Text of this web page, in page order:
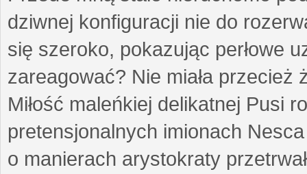
dziwnej konfiguracji nie do
się szeroko, pokazując perłowe
zareagować? Nie miała przecież
Miłość maleńkiej delikatnej Pusi
pretensjonalnych imionach
o manierach arystokraty